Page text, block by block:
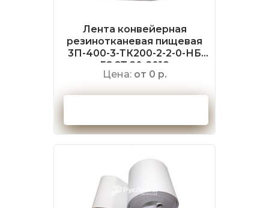
Лента конвейерная
резинотканевая пищевая
3П-400-3-ТК200-2-2-0-НБ
ГОСТ 20-2018
Цена: от 0 р.